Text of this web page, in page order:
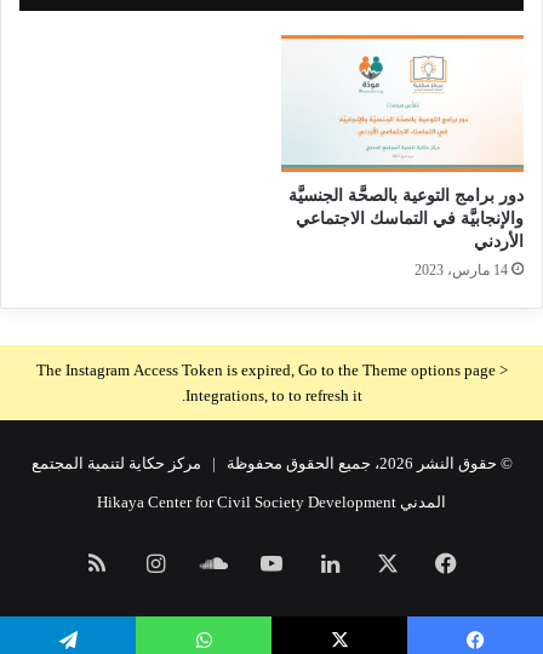
دور برامج التوعية بالصحَّة الجنسيَّة
والإنجابيَّة في التماسك الاجتماعي
الأردني
14 مارس، 2023
The Instagram Access Token is expired, Go to the Theme options page >
Integrations, to to refresh it.
© حقوق النشر 2026، جميع الحقوق محفوظة | مركز حكاية لتنمية المجتمع
المدني Hikaya Center for Civil Society Development
فيسبوك لينكدإنيوتيوبساوند
كلاود
انستقرامملخص
الموقع